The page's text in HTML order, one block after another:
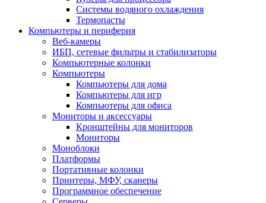
Системы водяного охлаждения
Термопасты
Компьютеры и периферия
Веб-камеры
ИБП, сетевые фильтры и стабилизаторы
Компьютерные колонки
Компьютеры
Компьютеры для дома
Компьютеры для игр
Компьютеры для офиса
Мониторы и аксессуары
Кронштейны для мониторов
Мониторы
Моноблоки
Платформы
Портативные колонки
Принтеры, МФУ, сканеры
Программное обеспечение